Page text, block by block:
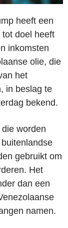
heeft een
doel heeft
inkomsten
olie, die
het
in beslag te
bekend.
worden
gebruikt om
Het
dan een
namen.